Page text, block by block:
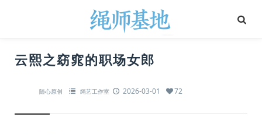
云熙之窈窕的职场女郎
随心原创 绳艺工作室 2026-03-01 72